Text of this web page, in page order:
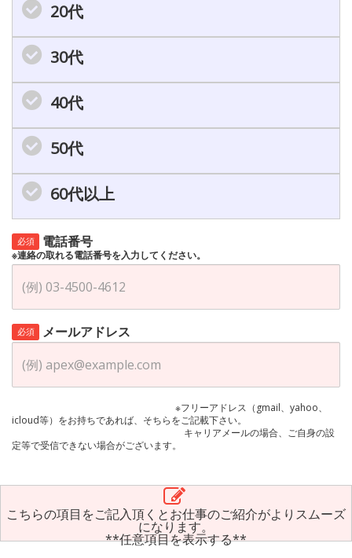
20代
30代
40代
50代
60代以上
必須 電話番号
※連絡の取れる電話番号を入力してください。
必須 メールアドレス
※フリーアドレス（gmail、yahoo、
icloud等）をお持ちであれば、そちらをご記載下さい。
キャリアメールの場合、ご自身の設
定等で受信できない場合がございます。
こちらの項目をご記入頂くとお仕事のご紹介がよりスムーズ
になります。
**任意項目を表示する**